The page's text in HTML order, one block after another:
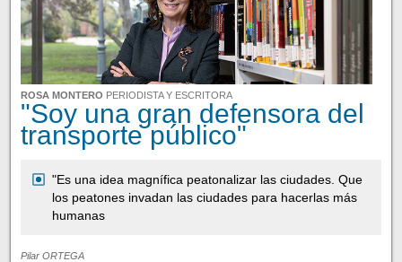
ROSA MONTERO PERIODISTA Y ESCRITORA
"Soy una gran defensora del
transporte público"
"Es una idea magnífica peatonalizar las ciudades. Que
los peatones invadan las ciudades para hacerlas más
humanas
Pilar ORTEGA